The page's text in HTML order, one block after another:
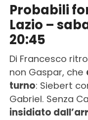
Probabili
Lazio –
20:45
Di Francesco
non Gaspar, che
turno: Siebert
Gabriel. Senza
insidiato